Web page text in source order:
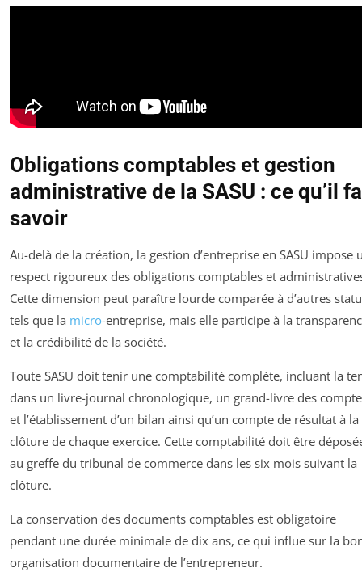
Obligations comptables et gestion
administrative de la SASU : ce qu’il
savoir
Au-delà de la création, la gestion d’entreprise en SASU impose
respect rigoureux des obligations comptables et
Cette dimension peut paraître lourde comparée à d’autres
tels que la micro-entreprise, mais elle participe à la
et la crédibilité de la société.
Toute SASU doit tenir une comptabilité complète, incluant la
dans un livre-journal chronologique, un grand-livre des
et l’établissement d’un bilan ainsi qu’un compte de résultat à la
clôture de chaque exercice. Cette comptabilité doit être
au greffe du tribunal de commerce dans les six mois suivant la
clôture.
La conservation des documents comptables est obligatoire
pendant une durée minimale de dix ans, ce qui influe sur la
organisation documentaire de l’entrepreneur.